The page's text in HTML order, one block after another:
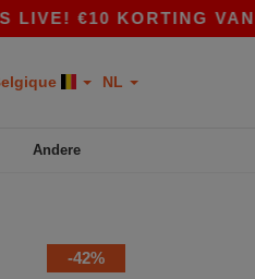
€10 KORTING VANAF
NL
Andere
-42%